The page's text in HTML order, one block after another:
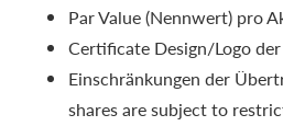
Par Value (Nennwert) pro
Certificate Design/Logo
Einschränkungen der
shares are subject to